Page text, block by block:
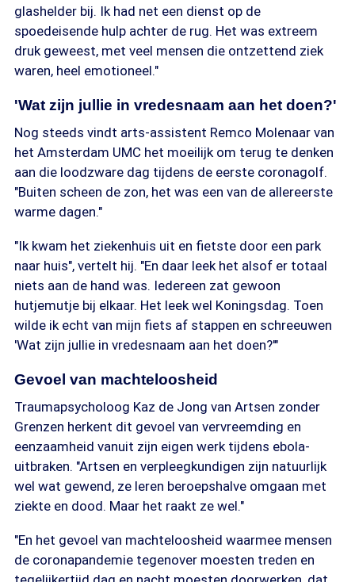
glashelder bij. Ik had net een dienst op de
spoedeisende hulp achter de rug. Het was extreem
druk geweest, met veel mensen die ontzettend ziek
waren, heel emotioneel."
'Wat zijn jullie in vredesnaam aan het doen?'
Nog steeds vindt arts-assistent Remco Molenaar van
het Amsterdam UMC het moeilijk om terug te denken
aan die loodzware dag tijdens de eerste coronagolf.
"Buiten scheen de zon, het was een van de allereerste
warme dagen."
"Ik kwam het ziekenhuis uit en fietste door een park
naar huis", vertelt hij. "En daar leek het alsof er totaal
niets aan de hand was. Iedereen zat gewoon
hutjemutje bij elkaar. Het leek wel Koningsdag. Toen
wilde ik echt van mijn fiets af stappen en schreeuwen
'Wat zijn jullie in vredesnaam aan het doen?'"
Gevoel van machteloosheid
Traumapsycholoog Kaz de Jong van Artsen zonder
Grenzen herkent dit gevoel van vervreemding en
eenzaamheid vanuit zijn eigen werk tijdens ebola-
uitbraken. "Artsen en verpleegkundigen zijn natuurlijk
wel wat gewend, ze leren beroepshalve omgaan met
ziekte en dood. Maar het raakt ze wel."
"En het gevoel van machteloosheid waarmee mensen
de coronapandemie tegenover moesten treden en